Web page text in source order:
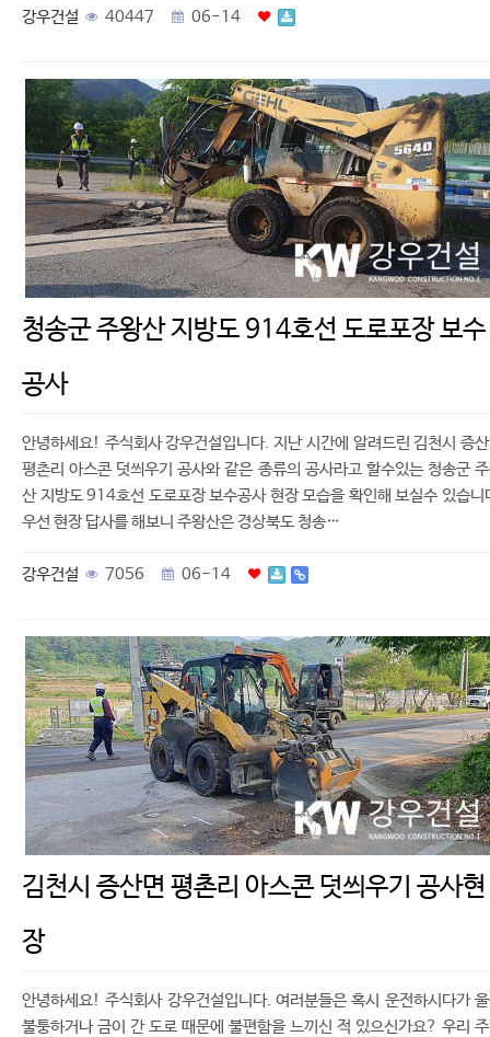
강우건설 40447 06-14
청송군 주왕산 지방도 914호선 도로포장 보수
공사
안녕하세요! 주식회사 강우건설입니다. 지난 시간에 알려드린 김천시 증
평촌리 아스콘 덧씌우기 공사와 같은 종류의 공사라고 할수있는 청송군
산 지방도 914호선 도로포장 보수공사 현장 모습을 확인해 보실수 있습니
우선 현장 답사를 해보니 주왕산은 경상북도 청송…
강우건설 7056 06-14
김천시 증산면 평촌리 아스콘 덧씌우기 공사현
장
안녕하세요! 주식회사 강우건설입니다. 여러분들은 혹시 운전하시다가
불퉁하거나 금이 간 도로 때문에 불편함을 느끼신 적 있으신가요? 우리